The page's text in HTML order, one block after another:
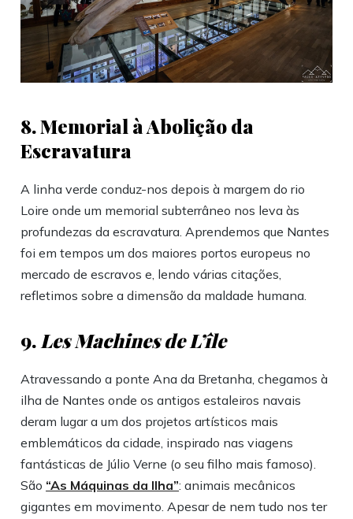
8. Memorial à Abolição da
Escravatura
A linha verde conduz-nos depois à margem do rio
Loire onde um memorial subterrâneo nos leva às
profundezas da escravatura. Aprendemos que Nantes
foi em tempos um dos maiores portos europeus no
mercado de escravos e, lendo várias citações,
refletimos sobre a dimensão da maldade humana.
9.Les Machines de L’île
Atravessando a ponte Ana da Bretanha, chegamos à
ilha de Nantes onde os antigos estaleiros navais
deram lugar a um dos projetos artísticos mais
emblemáticos da cidade, inspirado nas viagens
fantásticas de Júlio Verne (o seu filho mais famoso).
São “As Máquinas da Ilha”: animais mecânicos
gigantes em movimento. Apesar de nem tudo nos ter